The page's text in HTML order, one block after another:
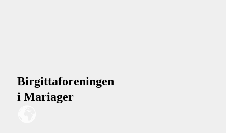
Birgittaforeningen
i Mariager